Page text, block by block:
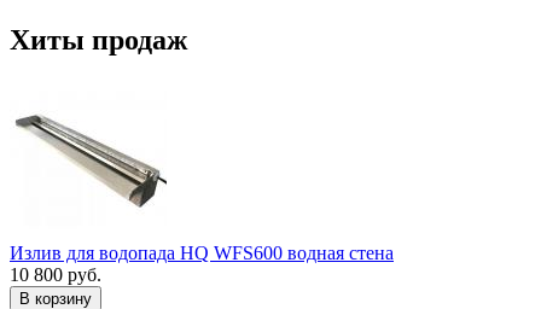
Хиты продаж
Излив для водопада HQ WFS600 водная стена
10 800 руб.
В корзину